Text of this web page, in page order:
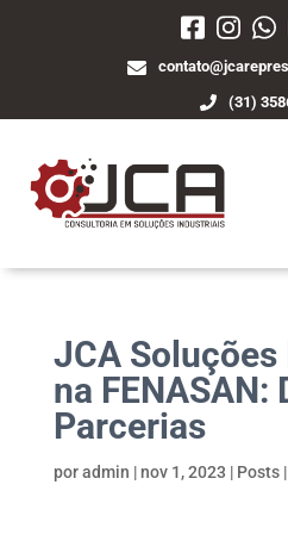
(31)
JCA
na FENASAN:
Parcerias
poradmin |nov 1, 2023 | Posts|